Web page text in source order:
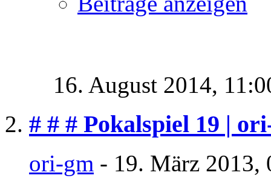
16. August 2014,
# # # Pokalspiel 19 |
ori-gm - 19. März 2013,